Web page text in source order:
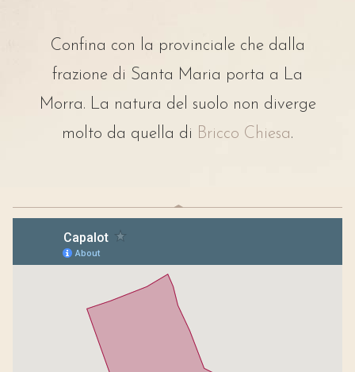
Confina con la provinciale che dalla
frazione di Santa Maria porta a La
Morra. La natura del suolo non diverge
molto da quella di Bricco Chiesa.